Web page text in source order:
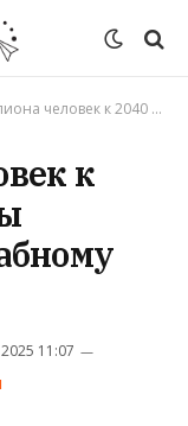
году: в Алматы готовятся к масштабному росту населения
к
11:07